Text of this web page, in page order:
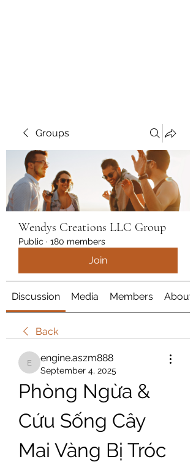
Groups
Wendys Creations LLC Group
Public · 180 members
Join
Discussion Media Members About
Back
engine.aszm888
engine.aszm888
September 4, 2025
Phòng Ngừa &
Cứu Sống Cây
Mai Vàng Bị Tróc